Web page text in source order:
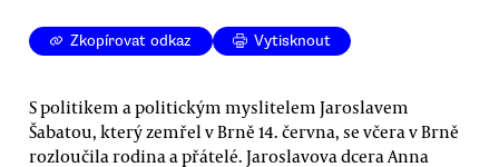
Zkopírovat odkaz Vytisknout
S politikem a politickým myslitelem Jaroslavem
Šabatou, který zemřel v Brně 14. června, se včera v Brně
rozloučila rodina a přátelé. Jaroslavova dcera Anna